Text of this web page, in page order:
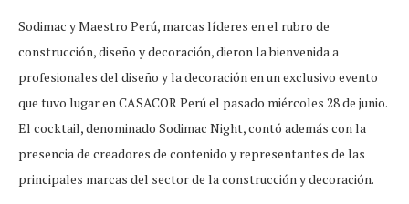
Sodimac y Maestro Perú, marcas líderes en el rubro de
construcción, diseño y decoración, dieron la bienvenida a
profesionales del diseño y la decoración en un exclusivo evento
que tuvo lugar en CASACOR Perú el pasado miércoles 28 de junio.
El cocktail, denominado Sodimac Night, contó además con la
presencia de creadores de contenido y representantes de las
principales marcas del sector de la construcción y decoración.